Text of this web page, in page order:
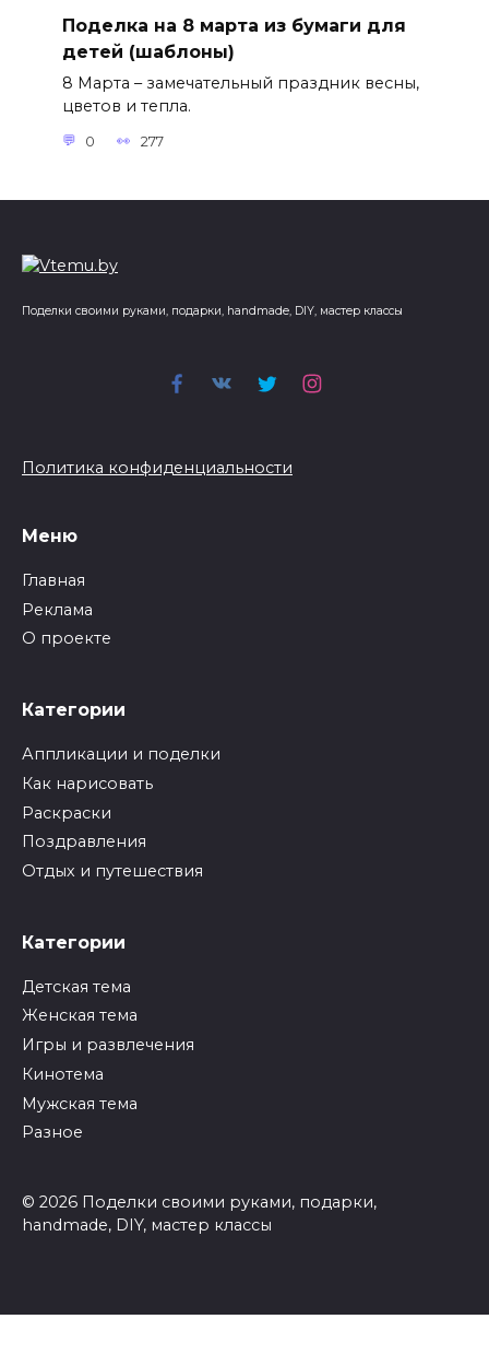
Поделка на 8 марта из бумаги для
детей (шаблоны)
8 Марта – замечательный праздник весны,
цветов и тепла.
0 277
Поделки своими руками, подарки, handmade, DIY, мастер классы
Политика конфиденциальности
Меню
Главная
Реклама
О проекте
Категории
Аппликации и поделки
Как нарисовать
Раскраски
Поздравления
Отдых и путешествия
Категории
Детская тема
Женская тема
Игры и развлечения
Кинотема
Мужская тема
Разное
© 2026 Поделки своими руками, подарки,
handmade, DIY, мастер классы